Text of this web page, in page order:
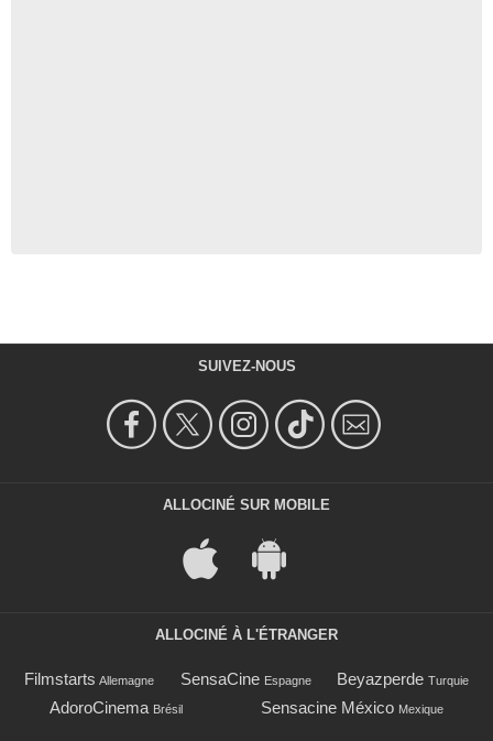
SUIVEZ-NOUS
ALLOCINÉ SUR MOBILE
ALLOCINÉ À L'ÉTRANGER
Filmstarts Allemagne SensaCine Espagne Beyazperde Turquie
AdoroCinema Brésil Sensacine México Mexique